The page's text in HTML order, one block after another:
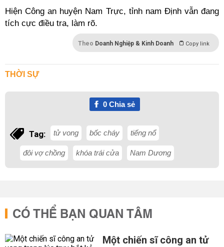
Hiện Công an huyện Nam Trực, tỉnh nam Định vẫn đang
tích cực điều tra, làm rõ.
Theo Doanh Nghiệp & Kinh Doanh Copy link
THỜI SỰ
0Chia sẻ
Tag: tử vong bốc cháy tiếng nổ
đôi vợ chồng khóa trái cửa Nam Dương
CÓ THỂ BẠN QUAN TÂM
Một chiến sĩ công an tử